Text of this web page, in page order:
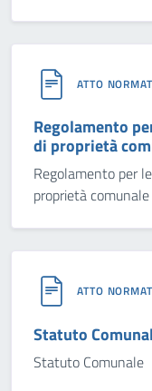
ATTO
Regolamento
di proprietà
Regolamento per
proprietà comunale
ATTO
Statuto
Statuto Comunale